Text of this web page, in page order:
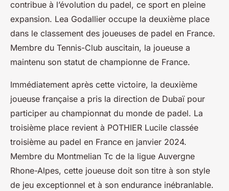
contribue à l’évolution du padel, ce sport en pleine
expansion. Lea Godallier occupe la deuxième place
dans le classement des joueuses de padel en France.
Membre du Tennis-Club auscitain, la joueuse a
maintenu son statut de championne de France.
Immédiatement après cette victoire, la deuxième
joueuse française a pris la direction de Dubaï pour
participer au championnat du monde de padel. La
troisième place revient à POTHIER Lucile classée
troisième au padel en France en janvier 2024.
Membre du Montmelian Tc de la ligue Auvergne
Rhone-Alpes, cette joueuse doit son titre à son style
de jeu exceptionnel et à son endurance inébranlable.